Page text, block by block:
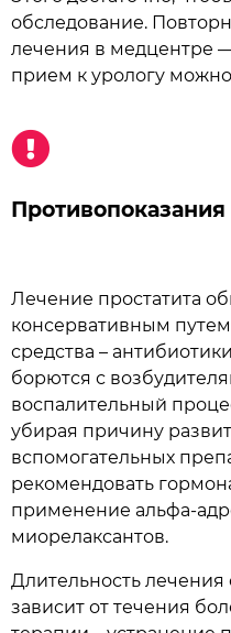
обследование.
лечения в медцентре
прием к урологу
Лечение простатита
консервативным
средства –
борются с
воспалительный
убирая причину
вспомогательных
рекомендовать
применение альфа-
миорелаксантов.
Длительность
зависит от течения